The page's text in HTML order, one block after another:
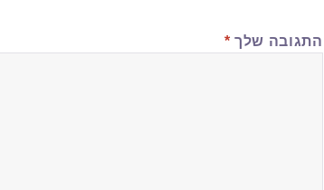
התגובה שלך *